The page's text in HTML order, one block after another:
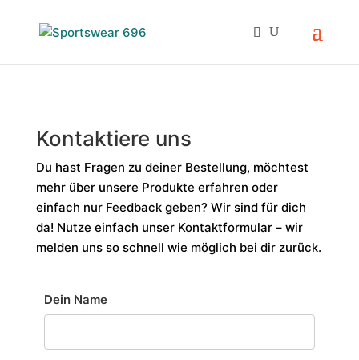
Kontaktiere uns
Du hast Fragen zu deiner Bestellung, möchtest
mehr über unsere Produkte erfahren oder
einfach nur Feedback geben? Wir sind für dich
da! Nutze einfach unser Kontaktformular – wir
melden uns so schnell wie möglich bei dir zurück.
Dein Name